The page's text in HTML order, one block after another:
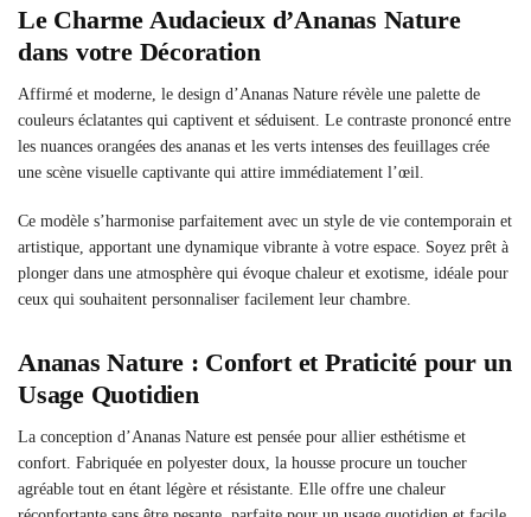
Le Charme Audacieux d’Ananas Nature
dans votre Décoration
Affirmé et moderne, le design d’Ananas Nature révèle une palette de
couleurs éclatantes qui captivent et séduisent. Le contraste prononcé entre
les nuances orangées des ananas et les verts intenses des feuillages crée
une scène visuelle captivante qui attire immédiatement l’œil.
Ce modèle s’harmonise parfaitement avec un style de vie contemporain et
artistique, apportant une dynamique vibrante à votre espace. Soyez prêt à
plonger dans une atmosphère qui évoque chaleur et exotisme, idéale pour
ceux qui souhaitent personnaliser facilement leur chambre.
Ananas Nature : Confort et Praticité pour un
Usage Quotidien
La conception d’Ananas Nature est pensée pour allier esthétisme et
confort. Fabriquée en polyester doux, la housse procure un toucher
agréable tout en étant légère et résistante. Elle offre une chaleur